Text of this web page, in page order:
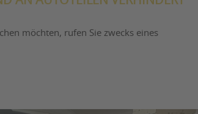
möchten, rufen Sie zwecks eines